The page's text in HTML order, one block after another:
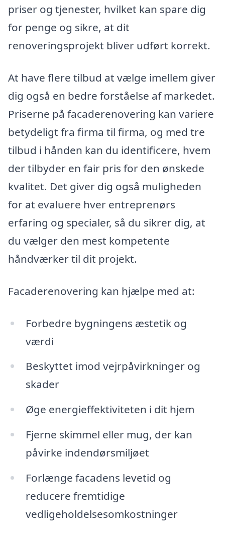
priser og tjenester, hvilket kan spare dig
for penge og sikre, at dit
renoveringsprojekt bliver udført korrekt.
At have flere tilbud at vælge imellem giver
dig også en bedre forståelse af markedet.
Priserne på facaderenovering kan variere
betydeligt fra firma til firma, og med tre
tilbud i hånden kan du identificere, hvem
der tilbyder en fair pris for den ønskede
kvalitet. Det giver dig også muligheden
for at evaluere hver entreprenørs
erfaring og specialer, så du sikrer dig, at
du vælger den mest kompetente
håndværker til dit projekt.
Facaderenovering kan hjælpe med at:
Forbedre bygningens æstetik og
værdi
Beskyttet imod vejrpåvirkninger og
skader
Øge energieffektiviteten i dit hjem
Fjerne skimmel eller mug, der kan
påvirke indendørsmiljøet
Forlænge facadens levetid og
reducere fremtidige
vedligeholdelsesomkostninger